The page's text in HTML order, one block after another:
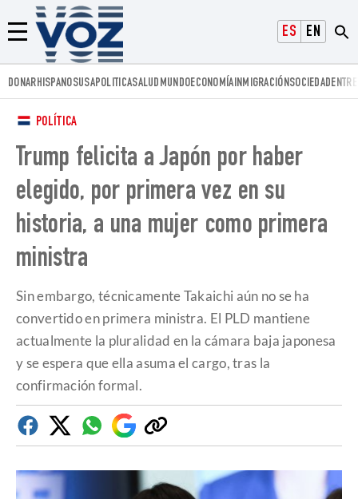
ESPAÑOLENGLISH
Menú
Voz.us
DONARHISPANOSUSAPOLITICASALUD MUNDOECONOMÍAINMIGRACIÓNSOCIEDAD
POLÍTICA
Trump felicita a Japón por haber
elegido, por primera vez en su
historia, a una mujer como primera
ministra
Sin embargo, técnicamente Takaichi aún no se ha
convertido en primera ministra. El PLD mantiene
actualmente la pluralidad en la cámara baja japonesa
y se espera que ella asuma el cargo, tras la
confirmación formal.
FacebookTwitterWhatsapp
Google
Discover
Copiar
enlace